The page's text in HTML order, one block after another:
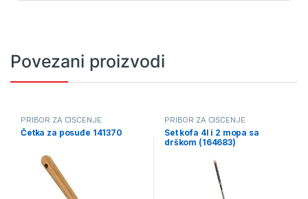
Povezani proizvodi
PRIBOR ZA ČIŠĆENJE
Četka za posuđe 141370
PRIBOR ZA ČIŠĆENJE
Set kofa 4l i 2 mopa sa
drškom (164683)